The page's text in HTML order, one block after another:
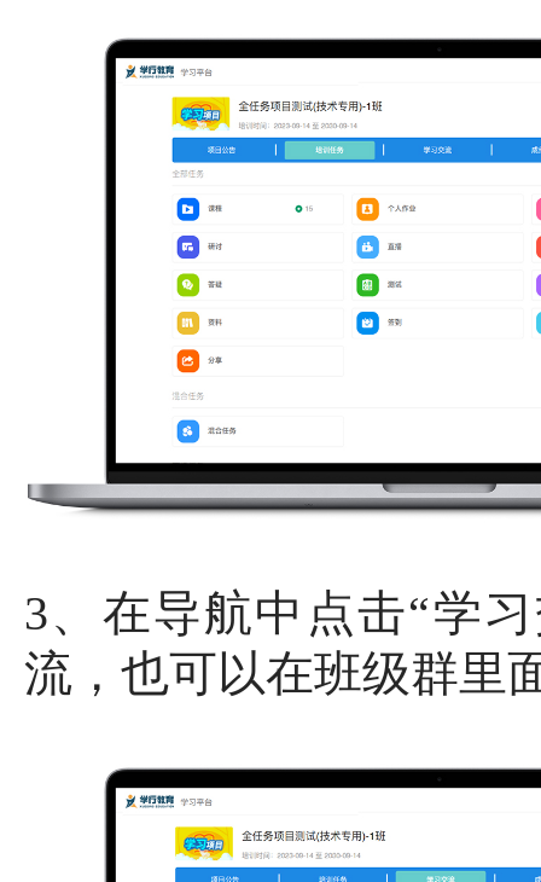
3、在导航中点击“学
流，也可以在班级群里